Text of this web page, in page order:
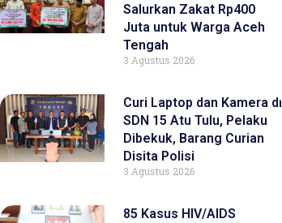
Salurkan Zakat Rp400
Juta untuk Warga Aceh
Tengah
3 Agustus 2026
Curi Laptop dan Kamera di
SDN 15 Atu Tulu, Pelaku
Dibekuk, Barang Curian
Disita Polisi
3 Agustus 2026
85 Kasus HIV/AIDS